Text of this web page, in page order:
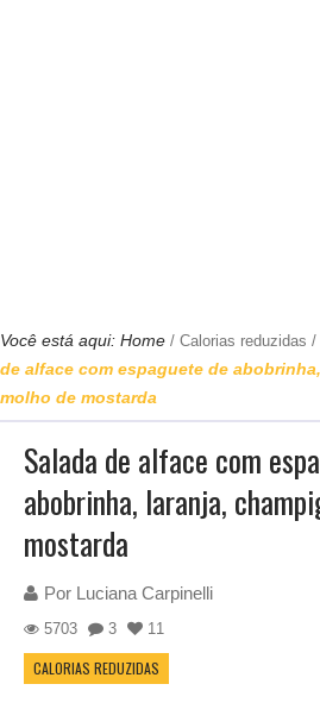
Você está aqui: Home / Calorias reduzidas /
de alface com espaguete de
molho de mostarda
Salada de alface com
abobrinha, laranja,
mostarda
Por Luciana Carpinelli
5703 3 11
CALORIAS REDUZIDAS